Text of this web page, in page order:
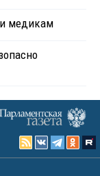
медикам